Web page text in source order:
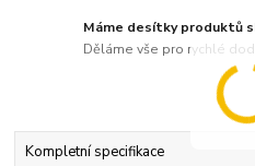
Máme desítky produktů
Děláme vše pro rychlé
Kompletní specifikace